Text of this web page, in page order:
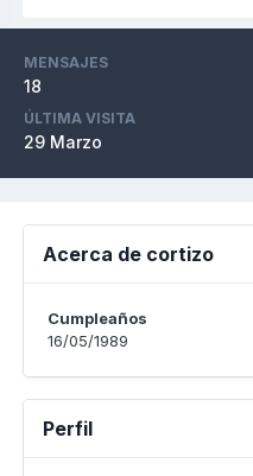
MENSAJES
18
ÚLTIMA VISITA
29 Marzo
Acerca de cortizo
Cumpleaños
16/05/1989
Perfil